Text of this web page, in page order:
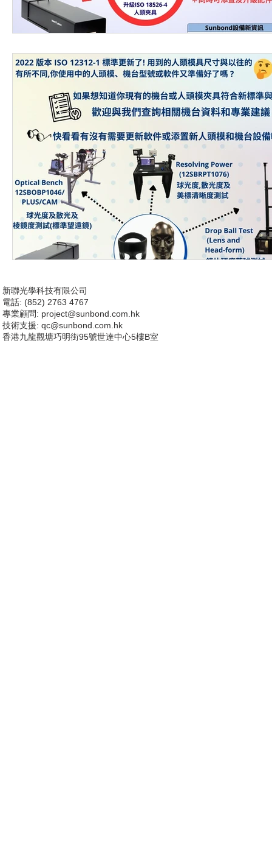
新聯光學科技有限公司
電話: (852) 2763 4767
專業顧問: project@sunbond.com.hk
技術支援: qc@sunbond.com.hk
香港九龍觀塘巧明街95號世達中心5樓B室